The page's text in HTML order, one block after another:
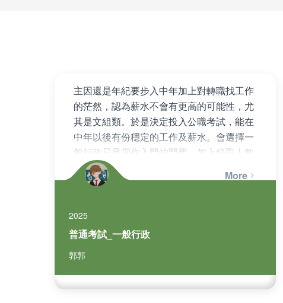
主因還是年紀要步入中年加上對轉職找工作
的茫然，認為薪水不會有更高的可能性，尤
其是文組類。於是決定投入公職考試，能在
中年以後有份穩定的工作及薪水。會選擇一
般行政只是當作入門的門票，加上錄取人數
較多，在機會上會比較多。考取之後，會轉
向自己的專業…
More
2025
普通考試_一般行政
郭郭